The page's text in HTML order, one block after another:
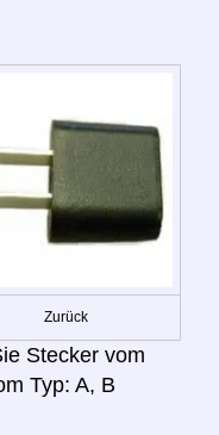
Zurück
Stecker vom
Typ: A, B